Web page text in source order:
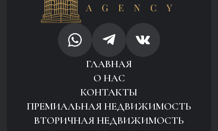
Информация, размещенная на сайте, носит
исключительно рекламный характер и не является
публичной офертой. Приведённые фотографии,
не являются точными копиями проектной
документации и предложены с целью наглядного